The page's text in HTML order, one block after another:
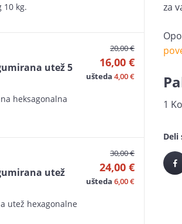
za
1
Deli
kg.
utež 5
heksagonalna
20,00 €
16,00 €
ušteda 4,00 €
utež
utež hexagonalne
30,00 €
24,00 €
ušteda 6,00 €